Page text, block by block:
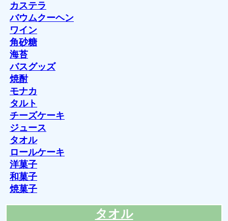
カステラ
バウムクーヘン
ワイン
角砂糖
海苔
バスグッズ
焼酎
モナカ
タルト
チーズケーキ
ジュース
タオル
ロールケーキ
洋菓子
和菓子
焼菓子
タオル